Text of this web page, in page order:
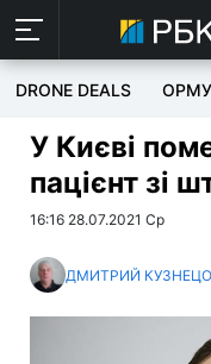
DRONE DEALS
У Києві
пацієнт зі
16:16 28.07.2021 Ср
ДМИТРИЙ